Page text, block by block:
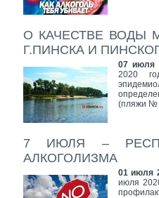
О КАЧЕСТВЕ ВОДЫ
Г.ПИНСКА И
07 июля
2020
(пляжи
7 ИЮЛЯ –
АЛКОГОЛИЗМА
01 июля
июля